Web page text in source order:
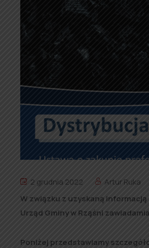
2 grudnia 2022
Artur Ruka
W związku z uzyskaną
Urząd Gminy w Rząśni
Poniżej przedstawiamy